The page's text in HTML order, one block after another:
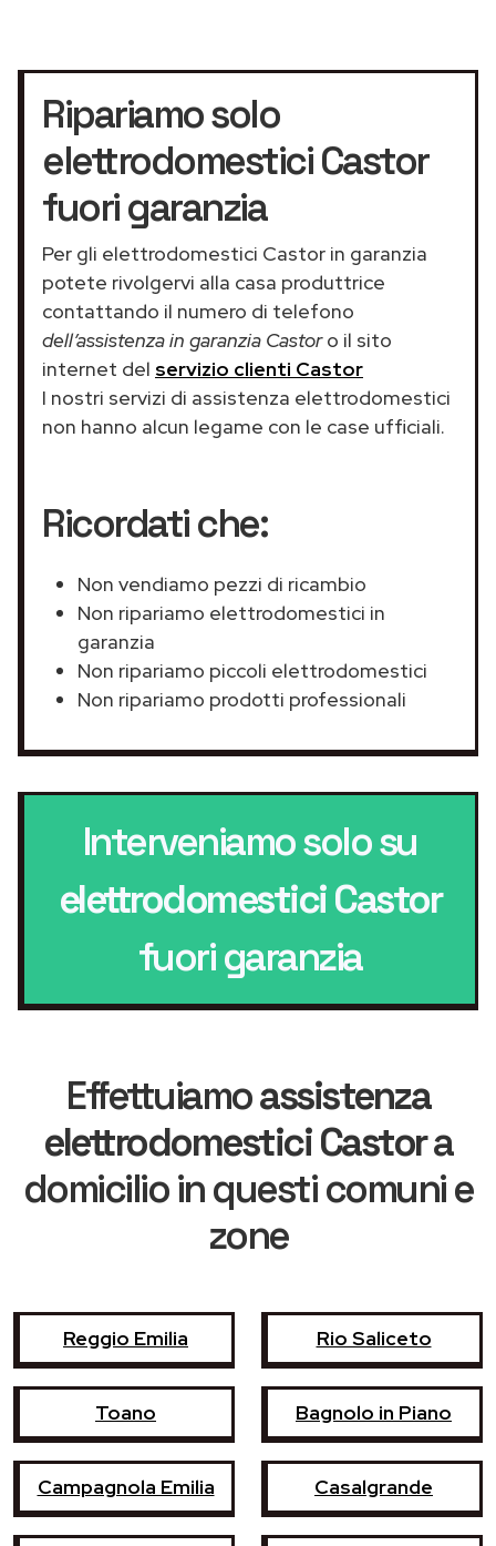
Ripariamo solo
elettrodomestici Castor
fuori garanzia
Per gli elettrodomestici Castor in garanzia
potete rivolgervi alla casa produttrice
contattando il numero di telefono
dell’assistenza in garanzia Castoro il sito
internet del servizio clienti Castor
I nostri servizi di assistenza elettrodomestici
non hanno alcun legame con le case ufficiali.
Ricordati che:
Non vendiamo pezzi di ricambio
Non ripariamo elettrodomestici in
garanzia
Non ripariamo piccoli elettrodomestici
Non ripariamo prodotti professionali
Interveniamo solo su
elettrodomestici Castor
fuori garanzia
Effettuiamoassistenza
elettrodomestici Castora
domicilio in questi comuni e
zone
Reggio Emilia Rio Saliceto
Toano Bagnolo in Piano
Campagnola Emilia Casalgrande